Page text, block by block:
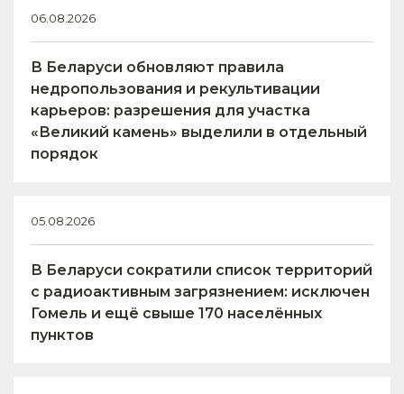
06.08.2026
В Беларуси обновляют правила
недропользования и рекультивации
карьеров: разрешения для участка
«Великий камень» выделили в отдельный
порядок
05.08.2026
В Беларуси сократили список территорий
с радиоактивным загрязнением: исключен
Гомель и ещё свыше 170 населённых
пунктов